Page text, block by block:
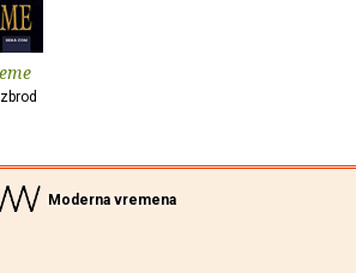
Moderna vremena